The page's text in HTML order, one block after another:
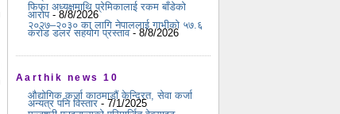
फिफा अध्यक्षमाथि प्रेमिकालाई रकम बाँडेको
आरोप- 8/8/2026
२०२७–२०३० का लागि नेपाललाई गाभीको ५७.६
करोड डलर सहयोग प्रस्ताव- 8/8/2026
Aarthik news 10
औद्योगिक कर्जा काठमाडौं केन्द्रित, सेवा कर्जा
अन्यत्र पनि विस्तार - 7/1/2025